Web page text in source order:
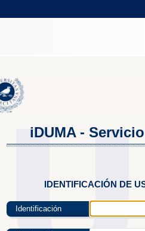
iDUMA -
IDENTIFICACIÓN DE
Identificación